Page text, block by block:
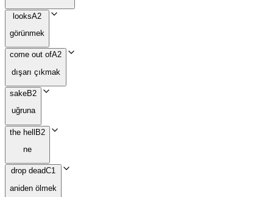
looksA2
görünmek
come out ofA2
dışarı çıkmak
sakeB2
uğruna
the hell B2
ne
drop deadC1
aniden ölmek